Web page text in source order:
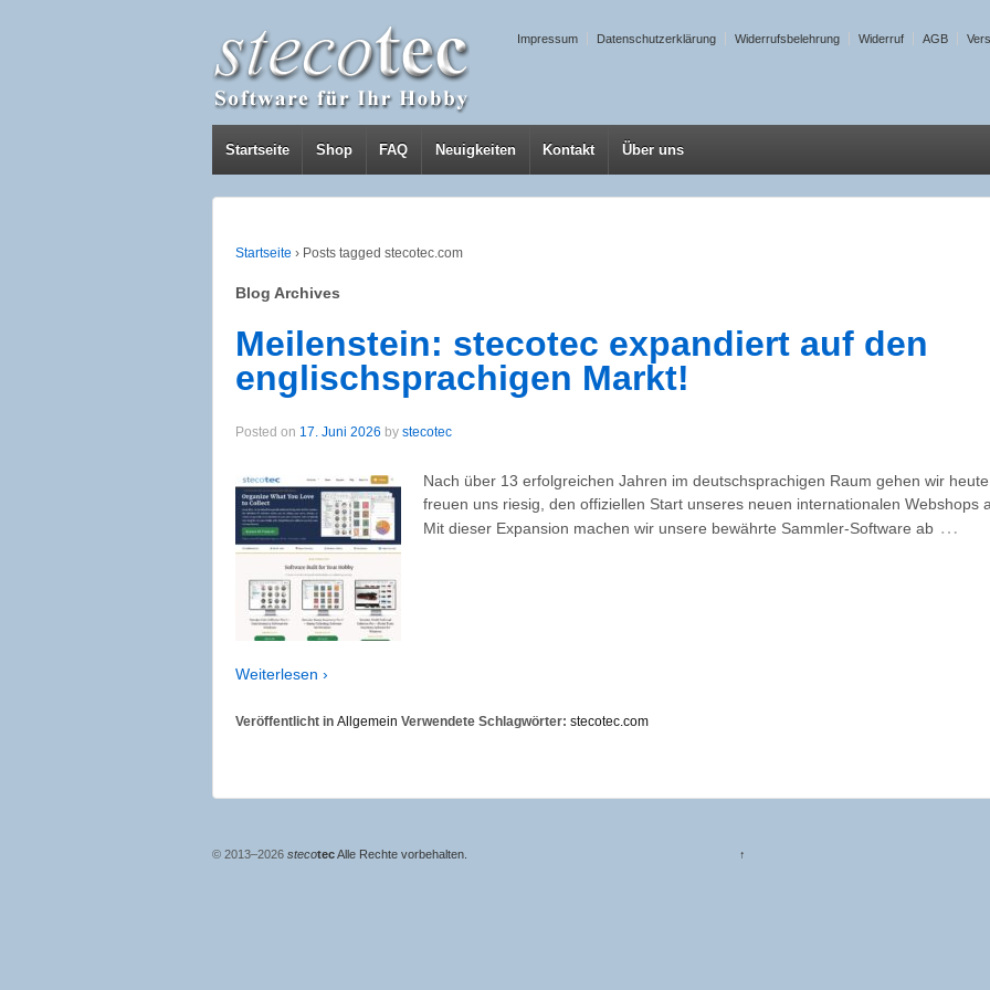
Impressum Datenschutzerklärung Widerrufsbelehrung Widerruf AGB
Startseite Shop FAQ Neuigkeiten Kontakt Über uns
Startseite › Posts tagged stecotec.com
Blog Archives
Meilenstein: stecotec expandiert auf den
englischsprachigen Markt!
Posted on 17. Juni 2026 by stecotec
Nach über 13 erfolgreichen Jahren im deutschsprachigen Raum gehen wir
freuen uns riesig, den offiziellen Start unseres neuen internationalen Webshops
Mit dieser Expansion machen wir unsere bewährte Sammler-Software ab …
Weiterlesen ›
Veröffentlicht in Allgemein Verwendete Schlagwörter: stecotec.com
© 2013–2026 stecotecAlle Rechte vorbehalten. ↑